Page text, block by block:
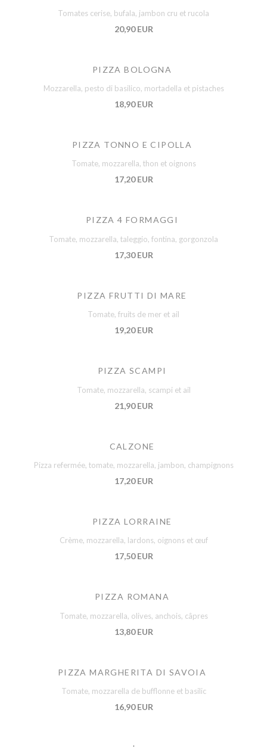
Tomates cerise, bufala, jambon cru et rucola
20,90 EUR
PIZZA BOLOGNA
Mozzarella, pesto di basilico, mortadella et pistaches
18,90 EUR
PIZZA TONNO E CIPOLLA
Tomate, mozzarella, thon et oignons
17,20 EUR
PIZZA 4 FORMAGGI
Tomate, mozzarella, taleggio, fontina, gorgonzola
17,30 EUR
PIZZA FRUTTI DI MARE
Tomate, fruits de mer et ail
19,20 EUR
PIZZA SCAMPI
Tomate, mozzarella, scampi et ail
21,90 EUR
CALZONE
Pizza refermée, tomate, mozzarella, jambon, champignons
17,20 EUR
PIZZA LORRAINE
Crème, mozzarella, lardons, oignons et œuf
17,50 EUR
PIZZA ROMANA
Tomate, mozzarella, olives, anchois, câpres
13,80 EUR
PIZZA MARGHERITA DI SAVOIA
Tomate, mozzarella de bufflonne et basilic
16,90 EUR